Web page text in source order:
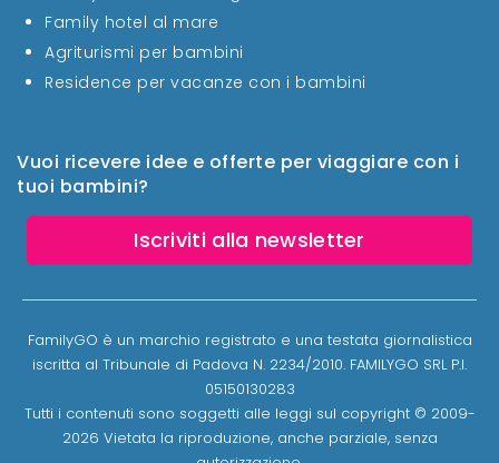
Vuoi ricevere idee e offerte per viaggiare con i
tuoi bambini?
Iscriviti alla newsletter
Family hotel al mare
Agriturismi per bambini
Residence per vacanze con i bambini
FamilyGO è un marchio registrato e una testata giornalistica
iscritta al Tribunale di Padova N. 2234/2010. FAMILYGO SRL P.I.
05150130283
Tutti i contenuti sono soggetti alle leggi sul copyright © 2009-
2026 Vietata la riproduzione, anche parziale, senza